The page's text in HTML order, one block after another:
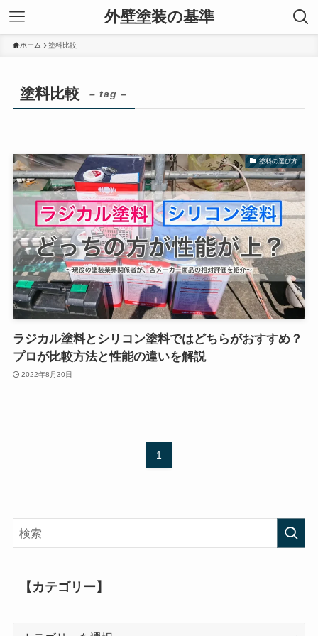
外壁塗装の基準
ホーム 塗料比較
塗料比較 – tag –
塗料の選び方
ラジカル塗料とシリコン塗料ではどちらがおすすめ？
プロが比較方法と性能の違いを解説
2022年8月30日
1
【カテゴリー】